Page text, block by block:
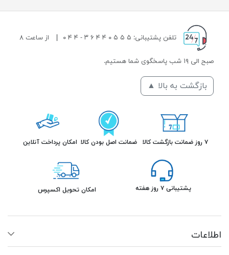
تلفن پشتیبانی: ۵ ۵ ۵ ۰ ۴ ۴ ۶ ۳ - ۴ ۴ ۰ از ساعت ۸
صبح الی ۱۹ شب پاسخگوی شما هستیم.
بازگشت به بالا ▲
۷ روز ضمانت بازگشت کالا ضمانت اصل بودن کالا امکان پرداخت آنلاین
پشتیبانی ۷ روز هفته امکان تحویل اکسپرس
اطلاعات